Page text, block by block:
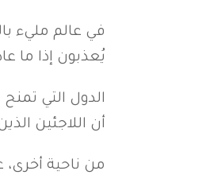
في عالم مليء
يُعذبون إذا ما
الدول التي
أن اللاجئين
من ناحية أخرى،